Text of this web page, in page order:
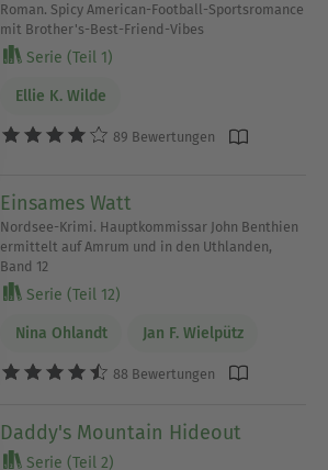
Roman. Spicy American-Football-Sportsromance
mit Brother's-Best-Friend-Vibes
Serie (Teil 1)
Ellie K. Wilde
89 Bewertungen
Einsames Watt
Nordsee-Krimi. Hauptkommissar John Benthien
ermittelt auf Amrum und in den Uthlanden,
Band 12
Serie (Teil 12)
Nina Ohlandt Jan F. Wielpütz
88 Bewertungen
Daddy's Mountain Hideout
Serie (Teil 2)